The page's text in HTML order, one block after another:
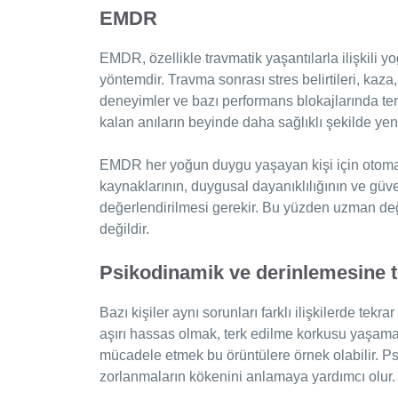
EMDR
EMDR, özellikle travmatik yaşantılarla ilişkili
yöntemdir. Travma sonrası stres belirtileri,
deneyimler ve bazı performans blokajlarında
kalan anıların beyinde daha sağlıklı şekilde
EMDR her yoğun duygu yaşayan kişi için
kaynaklarının, duygusal dayanıklılığının ve
değerlendirilmesi gerekir. Bu yüzden uzman
değildir.
Psikodinamik ve derinlemesine
Bazı kişiler aynı sorunları farklı ilişkilerde
aşırı hassas olmak, terk edilme korkusu
mücadele etmek bu örüntülere örnek olabilir.
zorlanmaların kökenini anlamaya yardımcı olur.